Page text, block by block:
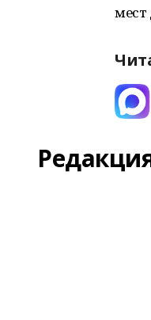
мест